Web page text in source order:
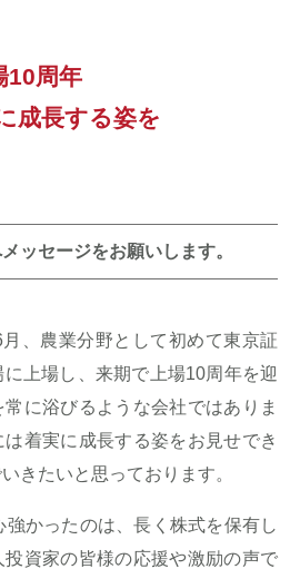
10周年
成長する姿を
ッセージをお願いします。
、農業分野として初めて東京証
上場し、来期で上場10周年を迎
に浴びるような会社ではありま
着実に成長する姿をお見せでき
きたいと思っております。
強かったのは、長く株式を保有し
資家の皆様の応援や激励の声で